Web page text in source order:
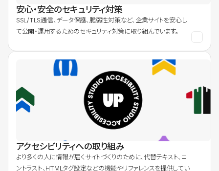
安心・安全のセキュリティ対策
SSL/TLS通信、データ保護、脆弱性対策など、企業サイトを安心し
て公開・運用するためのセキュリティ対策に取り組んでいます。
アクセシビリティへの取り組み
より多くの人に情報が届くサイトづくりのために、代替テキスト、コ
ントラスト、HTMLタグ設定などの機能やリファレンスを提供してい